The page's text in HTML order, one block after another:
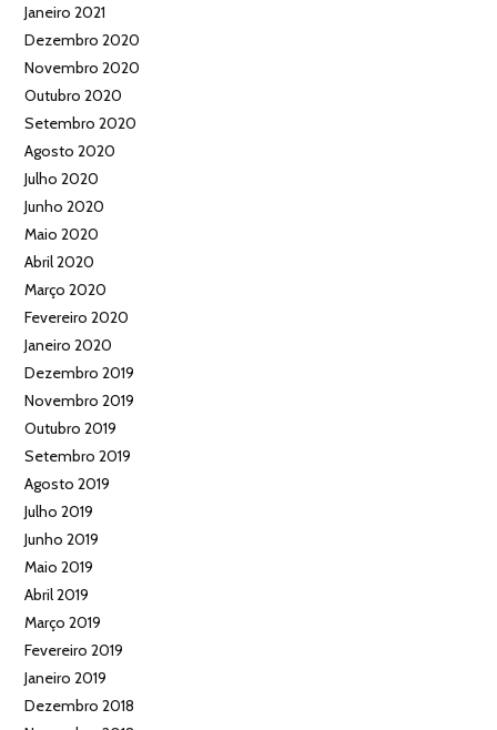
Janeiro 2021
Dezembro 2020
Novembro 2020
Outubro 2020
Setembro 2020
Agosto 2020
Julho 2020
Junho 2020
Maio 2020
Abril 2020
Março 2020
Fevereiro 2020
Janeiro 2020
Dezembro 2019
Novembro 2019
Outubro 2019
Setembro 2019
Agosto 2019
Julho 2019
Junho 2019
Maio 2019
Abril 2019
Março 2019
Fevereiro 2019
Janeiro 2019
Dezembro 2018